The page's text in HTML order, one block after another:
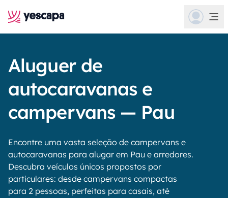
Aluguer de
autocaravanas e
campervans — Pau
Encontre uma vasta seleção de campervans e
autocaravanas para alugar em Pau e arredores.
Descubra veículos únicos propostos por
particulares: desde campervans compactas
para 2 pessoas, perfeitas para casais, até